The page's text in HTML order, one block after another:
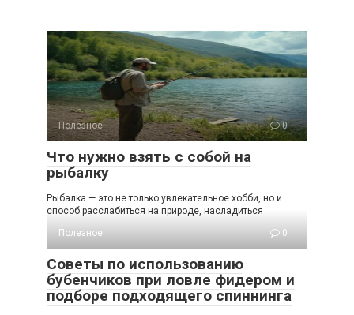
Полезное 0
Что нужно взять с собой на
рыбалку
Рыбалка — это не только увлекательное хобби, но и
способ расслабиться на природе, насладиться
Полезное
0
Советы по использованию
бубенчиков при ловле фидером и
подборе подходящего спиннинга